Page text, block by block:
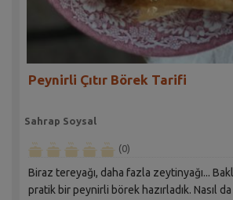
Peynirli Çıtır Börek Tarifi
Sahrap Soysal
(0)
Biraz tereyağı, daha fazla zeytinyağı...
pratik bir peynirli börek hazırladık. Nasıl